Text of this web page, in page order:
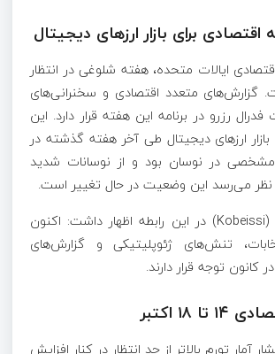
برای بازار ارزهای دیجیتال
ایالات متحده، هفته شلوغی در انتظار
گزارش‌های متعدد اقتصادی و سخنرانی‌های
رزرو در برنامه این هفته قرار دارد. این
ارزهای دیجیتال طی آخر هفته گذشته در
در نوسان بود و از نوسانات شدید
نظر می‌رسد این وضعیت در حال تغییر است.
خبرنامه کوبیسی (Kobeissi) در این رابطه اظهار داشت: اکنون
تنش‌های ژئوپلیتیکی و گزارش‌های
توجه قرار دارند.
۱۸ اکتبر
آمار تورم بالاتر از حد انتظار در کنار افزایش